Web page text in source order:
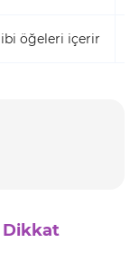
öğeleri içerir
Dikkat